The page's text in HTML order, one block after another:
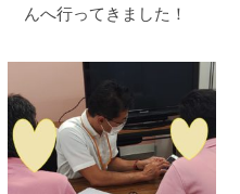
んへ行ってきました！